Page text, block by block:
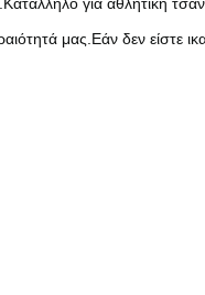
μας.Εάν δεν είστε